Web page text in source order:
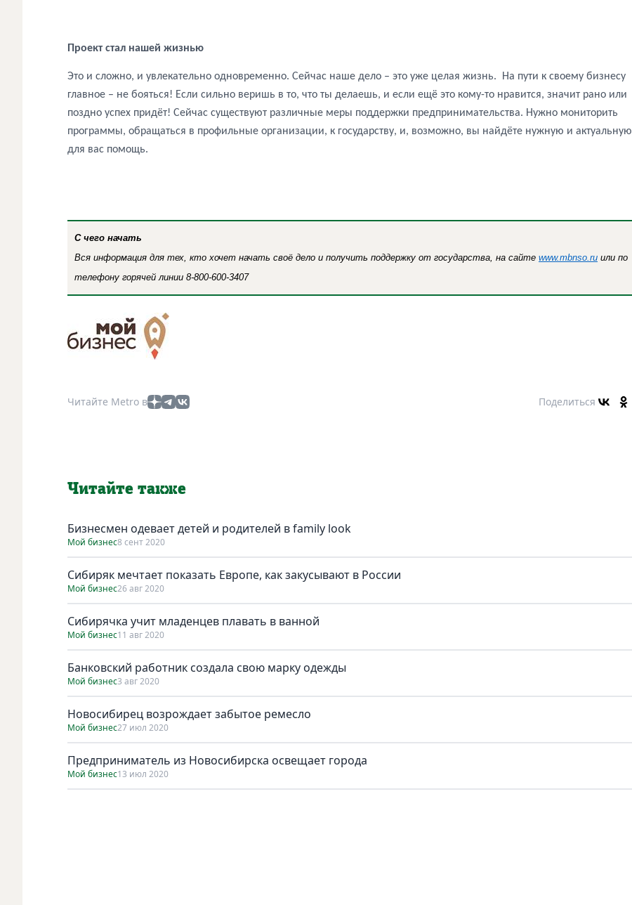
Проект стал нашей жизнью
Это и сложно, и увлекательно одновременно. Сейчас наше дело – это уже целая жизнь.
На пути к своему бизнесу
главное – не бояться! Если сильно веришь в то, что ты делаешь, и если ещё это кому-то нравится, значит рано или
поздно успех придёт! Сейчас существуют различные меры поддержки предпринимательства. Нужно мониторить
программы, обращаться в профильные организации, к государству, и, возможно, вы найдёте нужную и актуальную
для вас помощь.
С чего начать
Вся информация для тех, кто хочет начать своё дело и получить поддержку от государства, на сайте www.mbnso .ru или по
телефону горячей линии 8-800-600-3407
Читайте Metro в Поделиться
Читайте также
Бизнесмен одевает детей и родителей в family look
Мой бизнес8 сент 2020
Сибиряк мечтает показать Европе, как закусывают в России
Мой бизнес26 авг 2020
Сибирячка учит младенцев плавать в ванной
Мой бизнес11 авг 2020
Банковский работник создала свою марку одежды
Мой бизнес3 авг 2020
Новосибирец возрождает забытое ремесло
Мой бизнес27 июл 2020
Предприниматель из Новосибирска освещает города
Мой бизнес13 июл 2020